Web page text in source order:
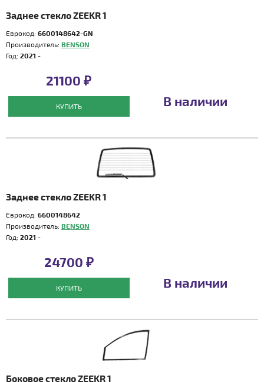
Заднее стекло ZEEKR 1
Еврокод: 6600148642-GN
Производитель: BENSON
Год: 2021 -
21100 ₽
КУПИТЬ В наличии
Заднее стекло ZEEKR 1
Еврокод: 6600148642
Производитель: BENSON
Год: 2021 -
24700 ₽
КУПИТЬ В наличии
Боковое стекло ZEEKR 1